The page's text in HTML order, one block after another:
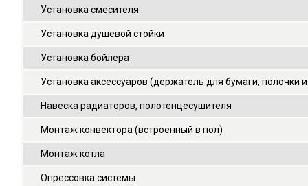
Установка смесителя
Установка душевой стойки
Установка бойлера
Установка аксессуаров (держатель для бумаги, полочки и
Навеска радиаторов, полотенцесушителя
Монтаж конвектора (встроенный в пол)
Монтаж котла
Опрессовка системы